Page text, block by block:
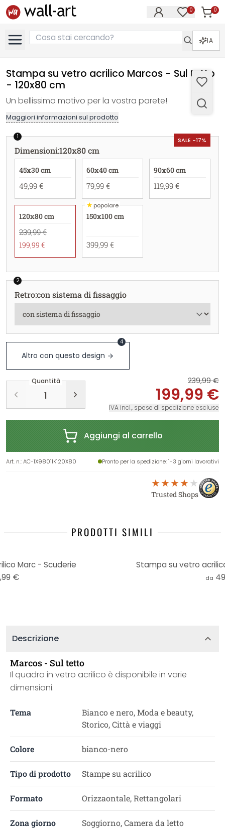
0 0
IA
Stampa su vetro acrilico Marcos - Sul tetto
- 120x80 cm
Un bellissimo motivo per la vostra parete!
Maggiori informazioni sul prodotto
SALE -17%
1
Dimensioni:120x80 cm
45x30 cm
49,99 €
60x40 cm
79,99 €
90x60 cm
119,99 €
120x80 cm
239,99 €
199,99 €
★popolare
150x100 cm
399,99 €
2
Retro:con sistema di fissaggio
Altro con questo design
4
Quantità 239,99 €
199,99 €
IVA incl., spese di spedizione escluse
Aggiungi al carrello
Art. n.:AC-1X98011K120X80 Pronto per la spedizione: 1-3 giorni lavorativi
Trusted Shops
PRODOTTI SIMILI
Marc - Scuderie
€
Stampa su vetro
da
Descrizione
Marcos - Sul tetto
Il quadro in vetro acrilico è disponibile in varie
dimensioni.
Tema
Bianco e nero, Moda e beauty,
Storico, Città e viaggi
Colore bianco-nero
Tipo di prodotto Stampe su acrilico
Formato Orizzaontale, Rettangolari
Zona giorno Soggiorno, Camera da letto